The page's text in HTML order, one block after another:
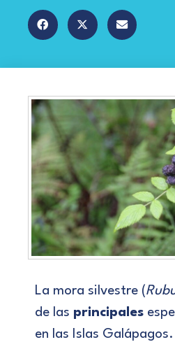
La mora silvestre (
de las principales
en las Islas